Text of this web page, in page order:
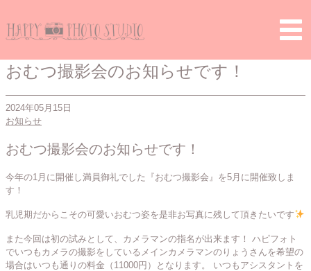
おむつ撮影会のお知らせです！
2024年05月15日
お知らせ
おむつ撮影会のお知らせです！
今年の1月に開催し満員御礼でした『おむつ撮影会』を5月に開催致しま
す！
乳児期だからこその可愛いおむつ姿を是非お写真に残して頂きたいです
また今回は初の試みとして、カメラマンの指名が出来ます！
ハピフォト
でいつもカメラの撮影をしているメインカメラマンのりょうさんを希望の
場合はいつも通りの料金（11000円）となります。
いつもアシスタントを